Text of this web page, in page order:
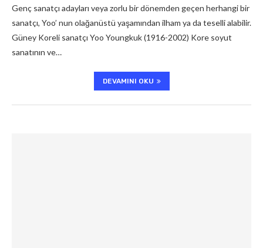
Genç sanatçı adayları veya zorlu bir dönemden geçen herhangi bir
sanatçı, Yoo’ nun olağanüstü yaşamından ilham ya da teselli alabilir.
Güney Koreli sanatçı Yoo Youngkuk (1916-2002) Kore soyut
sanatının ve…
DEVAMINI OKU